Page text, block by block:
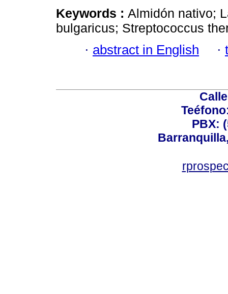
Keywords : Almidón nativo;
bulgaricus; Streptococcus
· abstract in English ·
PBX: